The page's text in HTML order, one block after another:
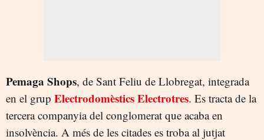
Pemaga Shops, de Sant Feliu de Llobregat, integrada
en el grup Electrodomèstics Electrotres. Es tracta de la
tercera companyia del conglomerat que acaba en
insolvència. A més de les citades es troba al jutjat